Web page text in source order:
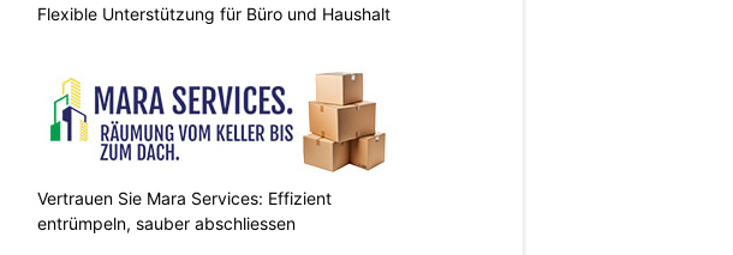
Flexible Unterstützung für Büro und Haushalt
Vertrauen Sie Mara Services: Effizient
entrümpeln, sauber abschliessen